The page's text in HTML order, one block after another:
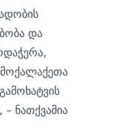
და
ნათქვამია